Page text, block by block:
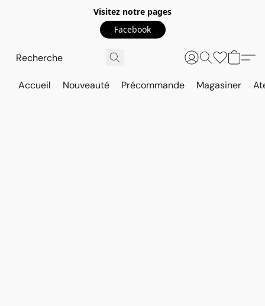
Visitez notre pages
Facebook
Accueil Nouveauté Précommande Magasiner